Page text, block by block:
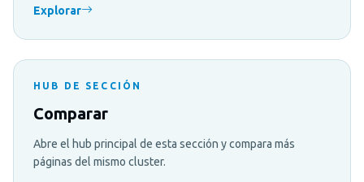
Explorar
HUB DE SECCIÓN
Comparar
Abre el hub principal de esta sección y compara más
páginas del mismo cluster.